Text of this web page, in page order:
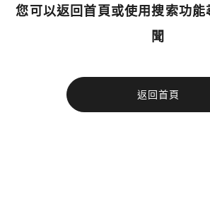
您可以返回首頁或使用搜索功
聞
返回首頁
今日熱門
使用以下帳號繼續
您已閒置5分鐘，請點擊關閉按鈕或空
今日熱門